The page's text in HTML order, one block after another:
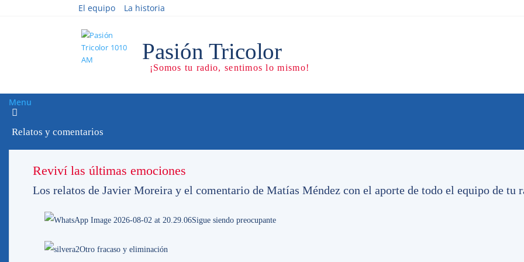
El equipo La historia
Menu
Relatos y comentarios
Reviví las últimas emociones
Los relatos de Javier Moreira y el comentario de Matías Méndez con el aporte de todo el equipo de tu
Sigue siendo preocupante
Otro fracaso y eliminación
El Parque, los Céspedes y la Sede
Football, alguien que desde hace muchos años también integra la comisión de patrimonio y obras del